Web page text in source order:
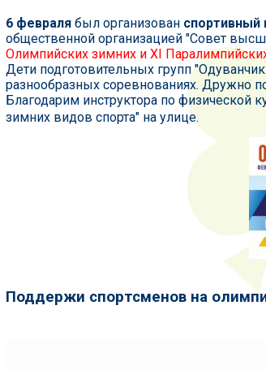
6 февраля был организован спортивный
общественной организацией "Совет
Олимпийских зимних и XI
Дети подготовительных групп
разнообразных соревнованиях. Дружно
Благодарим инструктора по физической
зимних видов спорта" на улице.
Поддержи спортсменов на